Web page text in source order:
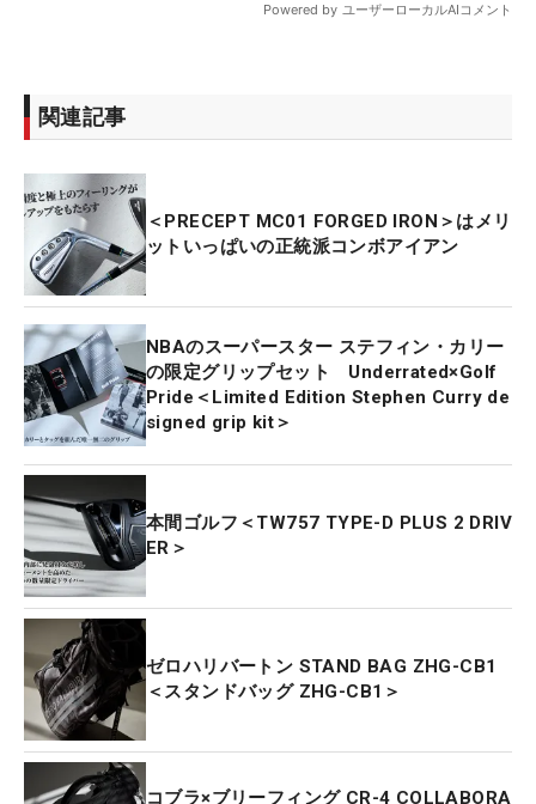
関連記事
＜PRECEPT MC01 FORGED IRON＞はメリ
ットいっぱいの正統派コンボアイアン
NBAのスーパースター ステフィン・カリー
の限定グリップセット Underrated×Golf
Pride＜Limited Edition Stephen Curry de
signed grip kit＞
本間ゴルフ＜TW757 TYPE-D PLUS 2 DRIV
ER＞
ゼロハリバートン STAND BAG ZHG-CB1
＜スタンドバッグ ZHG-CB1＞
コブラ×ブリーフィング CR-4 COLLABORA